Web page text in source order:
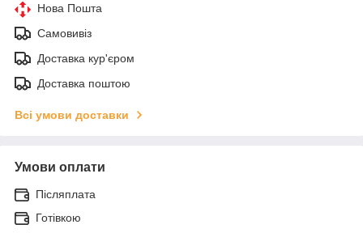
Нова Пошта
Самовивіз
Доставка кур'єром
Доставка поштою
Всі умови доставки
Умови оплати
Післяплата
Готівкою